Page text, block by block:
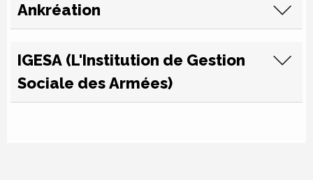
Ankréation
IGESA (L'Institution de Gestion
Sociale des Armées)